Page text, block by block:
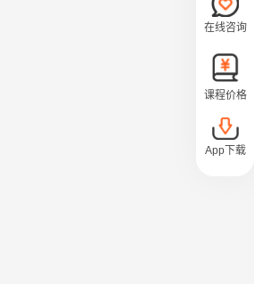
在线咨询
课程价格
App下载